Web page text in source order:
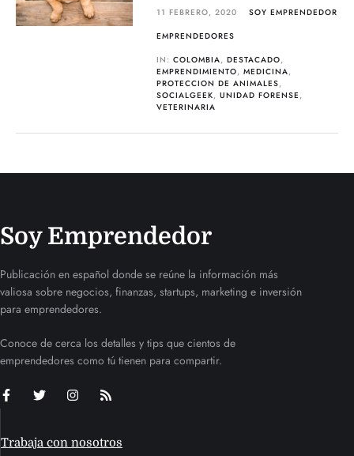
11 FEBRERO, 2020
SOY EMPRENDEDOR
EMPRENDEDORES
IN:COLOMBIA,DESTACADO,
EMPRENDIMIENTO,MEDICINA,
PROTECCION DE ANIMALES,
SOCIALGEEK,UNIDAD FORENSE ,
VETERINARIA
Soy Emprendedor
Publicación en español donde se reúne la información más
valiosa sobre negocios, finanzas, startups, marketing e inversión
para emprendedores.
Conoce de cerca los detalles y tips que cientos de
emprendedores como tú tienen para compartir.
Trabaja con nosotros